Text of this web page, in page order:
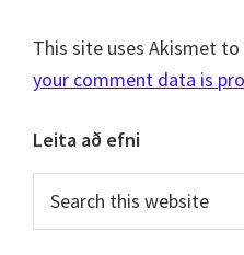
This site uses Akismet to
your comment data is
Primary
Sidebar
Leita að efni
this